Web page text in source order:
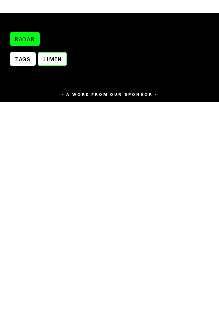
RADAR
TAGS JIMIN
- A WORD FROM OUR SPONSOR -